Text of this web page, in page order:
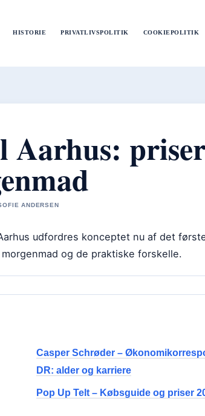
HISTORIE PRIVATLIVSPOLITIK COOKIEPOLITIK
Aarhus:
ANDERSEN
udfordres konceptet nu af det
og de praktiske forskelle.
Casper Schrøder –
DR: alder og karriere
Pop Up Telt – Købsguide og priser